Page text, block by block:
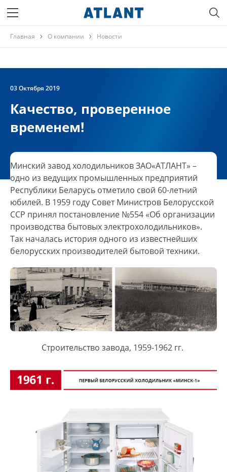
Главная О компании Новости
03 Октября 2019
Качество, проверенное
временем!
Минский завод холодильников ЗАО«АТЛАНТ» –
одно из ведущих промышленных предприятий
Республики Беларусь отметило свой 60-летний
юбилей. В 1959 году Совет Министров Белорусской
ССР принял постановление №554 «Об организации
производства бытовых электрохолодильников».
Так началась история одного из известнейших
белорусских производителей бытовой техники.
Строительство завода, 1959-1962 гг.